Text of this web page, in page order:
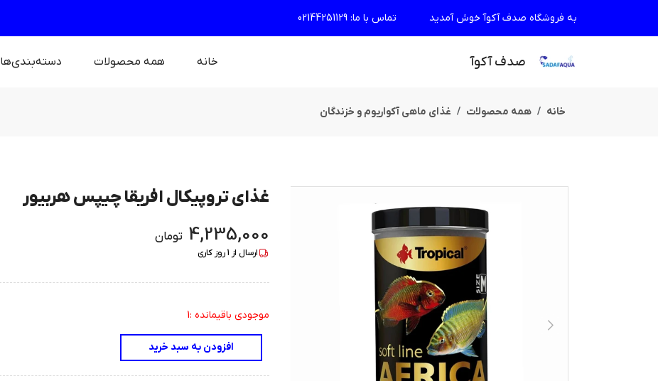
به فروشگاه صدف آکوآ خوش آمدید تماس با ما:
02144251129
صدف آکوآ خانه همه محصولات دسته‌بندی‌ها
خانه همه محصولات غذای ماهی آکواریوم و خزندگان
غذای تروپیکال افریقا چیپس هربیور
4,235,000 تومان
ارسال از 1روز کاری
موجودی باقیمانده :1
افزودن به سبد خرید